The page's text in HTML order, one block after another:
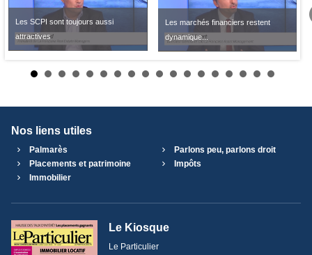
Les SCPI sont toujours aussi
attractives
Les marchés financiers restent
dynamique...
Nos liens utiles
Palmarès
Parlons peu, parlons droit
Placements et patrimoine
Impôts
Immobilier
Le Kiosque
Le Particulier